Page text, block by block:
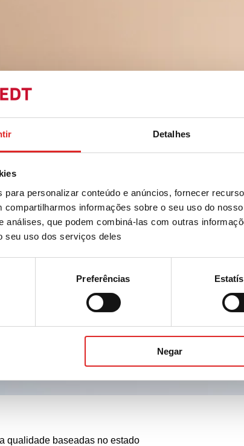
Detalhes
para personalizar conteúdo e anúncios, fornecer
compartilharmos informações sobre o seu uso do
análises, que podem combiná-las com outras
seu uso dos serviços deles
Preferências
Negar
qualidade baseadas no estado